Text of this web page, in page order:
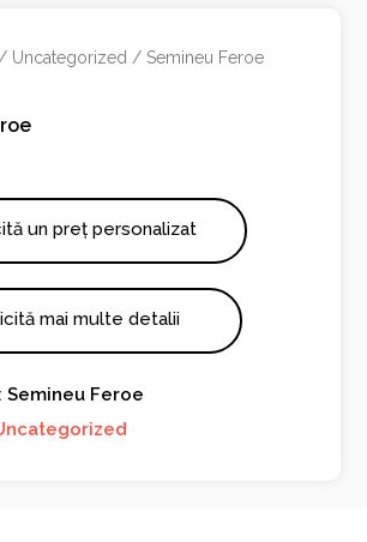
Uncategorized / Semineu Feroe
un preț personalizat
mai multe detalii
Semineu Feroe